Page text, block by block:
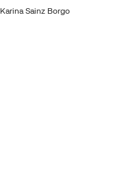
Karina Sainz Borgo